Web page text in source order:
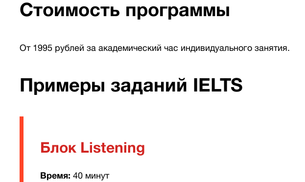
Стоимость программы
От 1995 рублей за академический час индивидуального занятия.
Примеры заданий IELTS
Блок Listening
Время: 40 минут